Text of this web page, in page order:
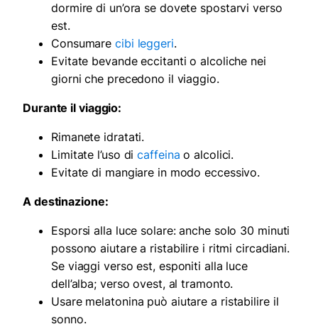
dormire di un’ora se dovete spostarvi verso
est.
Consumarecibi leggeri.
Evitate bevande eccitanti o alcoliche nei
giorni che precedono il viaggio.
Durante il viaggio:
Rimanete idratati.
Limitate l’uso dicaffeina o alcolici.
Evitate di mangiare in modo eccessivo.
A destinazione:
Esporsi alla luce solare: anche solo 30 minuti
possono aiutare a ristabilire i ritmi circadiani.
Se viaggi verso est, esponiti alla luce
dell’alba; verso ovest, al tramonto.
Usare melatonina può aiutare a ristabilire il
sonno.